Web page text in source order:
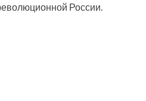
России.